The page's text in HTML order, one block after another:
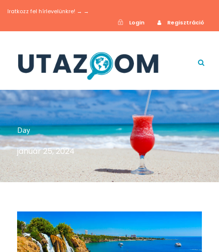
Iratkozz fel hírlevelünkre! → →
Login
Regisztráció
Day
január 25, 2024